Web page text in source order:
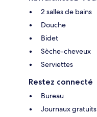
2 salles de bains
Douche
Bidet
Sèche-cheveux
Serviettes
Restez connecté
Bureau
Journaux gratuits